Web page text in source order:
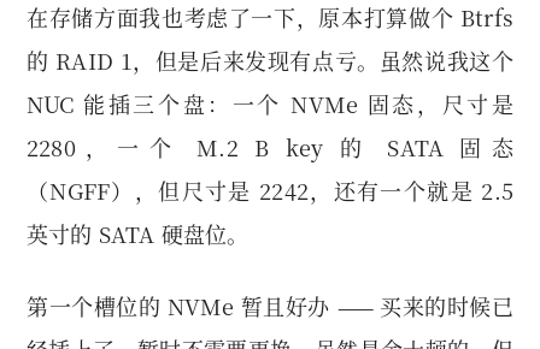
在存储方面我也考虑了一下，原本打算做个 Btrfs
的 RAID 1，但是后来发现有点亏。虽然说我这个
NUC 能插三个盘：一个 NVMe 固态，尺寸是
2280，一个 M.2 B key 的 SATA 固态
（NGFF），但尺寸是 2242，还有一个就是 2.5
英寸的 SATA 硬盘位。
第一个槽位的 NVMe 暂且好办 —— 买来的时候已